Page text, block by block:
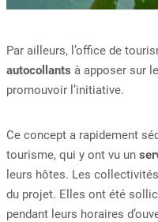
Par ailleurs, l’office de
autocollants à apposer sur
promouvoir l’initiative.
Ce concept a rapidement
tourisme, qui y ont vu un
leurs hôtes. Les
du projet. Elles ont été
pendant leurs horaires